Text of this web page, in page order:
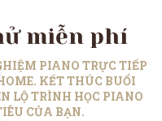
miễn phí
PIANO TRỰC TIẾP
KẾT THÚC BUỔI
LỘ TRÌNH HỌC PIANO
CỦA BẠN.